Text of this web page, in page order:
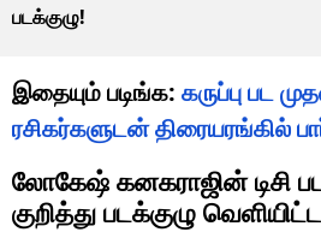
படக்குழு!
இதையும் படிங்க: கருப்பு பட
ரசிகர்களுடன் திரையரங்கில்
லோகேஷ் கனகராஜின் டிசி
குறித்து படக்குழு வெளியிட்ட